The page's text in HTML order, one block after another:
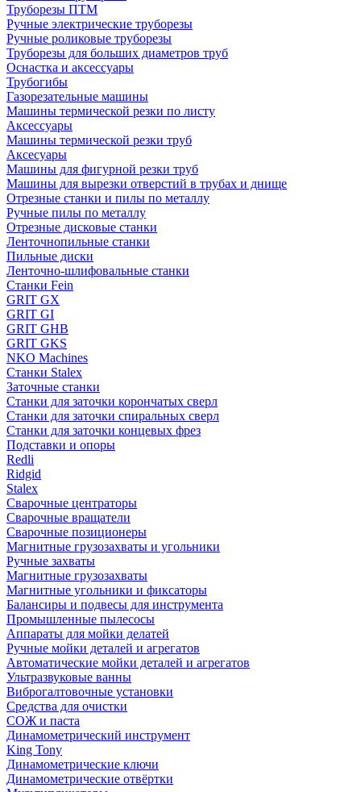
Труборезы ПТМ
Ручные электрические труборезы
Ручные роликовые труборезы
Труборезы для больших диаметров труб
Оснастка и аксессуары
Трубогибы
Газорезательные машины
Машины термической резки по листу
Аксессуары
Машины термической резки труб
Аксесуары
Машины для фигурной резки труб
Машины для вырезки отверстий в трубах и днище
Отрезные станки и пилы по металлу
Ручные пилы по металлу
Отрезные дисковые станки
Ленточнопильные станки
Пильные диски
Ленточно-шлифовальные станки
Станки Fein
GRIT GX
GRIT GI
GRIT GHB
GRIT GKS
NKO Machines
Станки Stalex
Заточные станки
Станки для заточки корончатых сверл
Станки для заточки спиральных сверл
Станки для заточки концевых фрез
Подставки и опоры
Redli
Ridgid
Stalex
Сварочные центраторы
Сварочные вращатели
Сварочные позиционеры
Магнитные грузозахваты и угольники
Ручные захваты
Магнитные грузозахваты
Магнитные угольники и фиксаторы
Балансиры и подвесы для инструмента
Промышленные пылесосы
Аппараты для мойки делатей
Ручные мойки деталей и агрегатов
Автоматические мойки деталей и агрегатов
Ультразвуковые ванны
Виброгалтовочные установки
Средства для очистки
СОЖ и паста
Динамометрический инструмент
King Tony
Динамометрические ключи
Динамометрические отвёртки